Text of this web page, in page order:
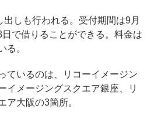
出しも行われる。受付期間は9月
で借りることができる。料金は
る。
ているのは、リコーイメージン
イメージングスクエア銀座、リ
ア大阪の3箇所。